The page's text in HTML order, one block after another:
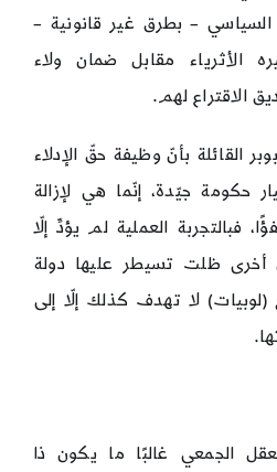
السياسي – بطرق غير قانونية –
الأثرياء مقابل ضمان ولاء
الاقتراع لهم.
القائلة بأنّ وظيفة حقّ الإدلاء
حكومة جيّدة، إنّما هي لإزالة
فبالتجربة العملية لم يؤدِّ إلّا
أخرى ظلت تسيطر عليها دولة
لا تهدف كذلك إلّا إلى
الجمعي غالبًا ما يكون ذا